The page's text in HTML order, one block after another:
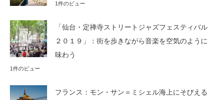
1件のビュー
「仙台・定禅寺ストリートジャズフェスティバル
２０１９」：街を歩きながら音楽を空気のように
味わう
1件のビュー
フランス：モン・サン＝ミシェル海上にそびえる